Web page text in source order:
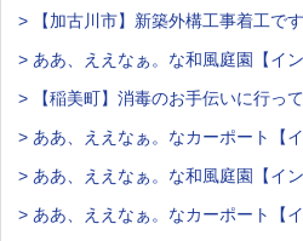
> 【加古川市】新築外構工事着工で
> ああ、ええなぁ。な和風庭園【イン
> 【稲美町】消毒のお手伝いに行っ
> ああ、ええなぁ。なカーポート【イ
> ああ、ええなぁ。な和風庭園【イン
> ああ、ええなぁ。なカーポート【イ